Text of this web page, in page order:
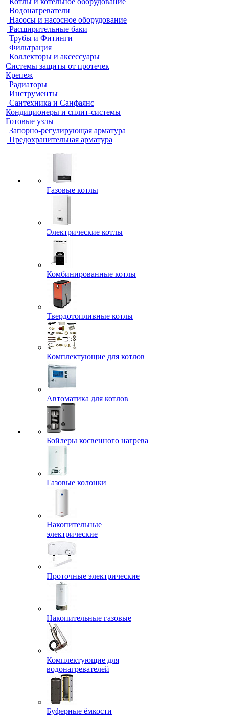
Водонагреватели
Насосы и насосное оборудование
Расширительные баки
Трубы и Фитинги
Фильтрация
Коллекторы и аксессуары
Системы защиты от протечек
Крепеж
Радиаторы
Инструменты
Сантехника и Санфаянс
Кондиционеры и сплит-системы
Готовые узлы
Запорно-регулирующая арматура
Предохранительная арматура
Газовые котлы
Электрические котлы
Комбинированные котлы
Твердотопливные котлы
Комплектующие для котлов
Автоматика для котлов
Бойлеры косвенного нагрева
Газовые колонки
Накопительные
электрические
Проточные электрические
Накопительные газовые
Комплектующие для
водонагревателей
Буферные ёмкости